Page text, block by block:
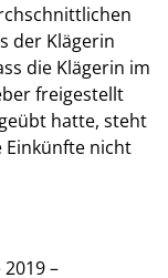
der Klägerin
die Klägerin im
freigestellt
hatte, steht
nicht
–